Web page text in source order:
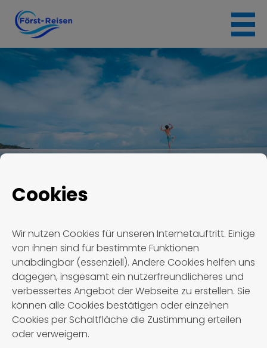
Skip
content
Först Reisen Termin #1031
Termin #1031
Först – Reisen OHG
Cookies
Wir nutzen Cookies für unseren Internetauftritt. Einige
von ihnen sind für bestimmte Funktionen
unabdingbar (essenziell). Andere Cookies helfen uns
dagegen, insgesamt ein nutzerfreundlicheres und
verbessertes Angebot der Webseite zu erstellen. Sie
können alle Cookies bestätigen oder einzelnen
Cookies per Schaltfläche die Zustimmung erteilen
oder verweigern.